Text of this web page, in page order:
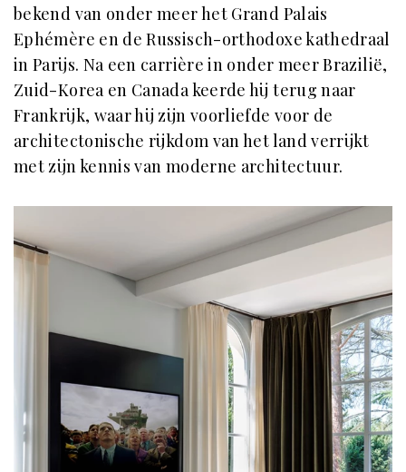
bekend van onder meer het Grand Palais
Ephémère en de Russisch-orthodoxe kathedraal
in Parijs. Na een carrière in onder meer Brazilië,
Zuid-Korea en Canada keerde hij terug naar
Frankrijk, waar hij zijn voorliefde voor de
architectonische rijkdom van het land verrijkt
met zijn kennis van moderne architectuur.